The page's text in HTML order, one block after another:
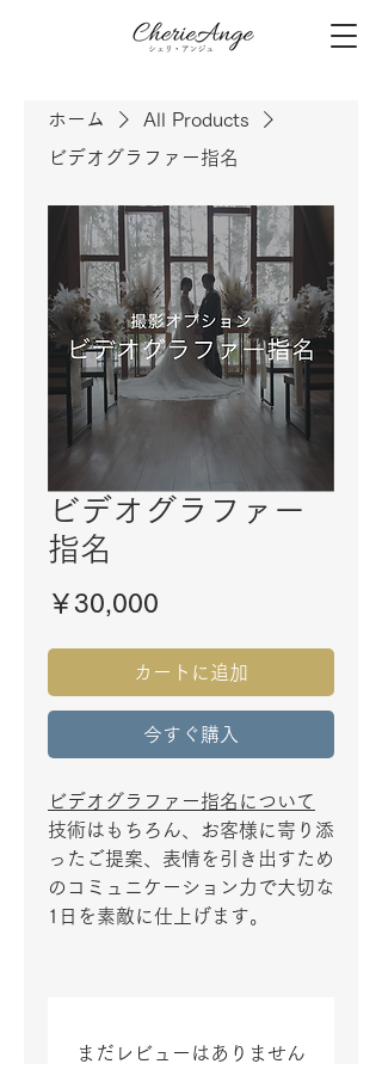
ホーム
All Products
ビデオグラファー指名
ビデオグラファー
指名
￥30,000
カートに追加
今すぐ購入
ビデオグラファー指名 について
技術はもちろん、お客様に寄り添
ったご提案、表情を引き出すため
のコミュニケーション力で大切な
1日を素敵に仕上げます。
まだレビューはありません